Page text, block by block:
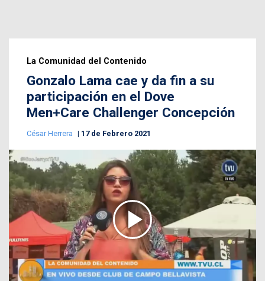
La Comunidad del Contenido
Gonzalo Lama cae y da fin a su
participación en el Dove
Men+Care Challenger Concepción
César Herrera 17 de Febrero 2021